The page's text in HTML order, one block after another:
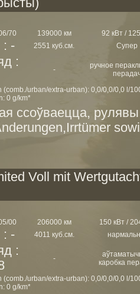
70 139000 км 92 кВт /
: - 2551 куб.см. Супер
:
-
ручное
(comb./urban/extra-urban): 0,0/0,0/0,0 l/
0 g/km*
ссоўваецца,
Voll mit
00 206000 км 150 кВт /
: - 4011 куб.см.
:
-
каробка
(comb./urban/extra-urban): 0,0/0,0/0,0 l/
0 g/km*